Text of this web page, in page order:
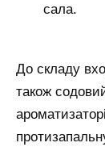
сала.
До складу
також